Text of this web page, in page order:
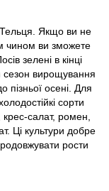
Якщо ви не
чином ви зможете
зелені в кінці
сезон вирощування
пізньої осені. Для
сорти
салат, ромен,
Ці культури добре
рости